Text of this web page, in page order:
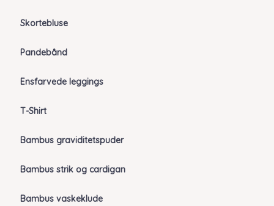
Skortebluse
Pandebånd
Ensfarvede leggings
T-Shirt
Bambus graviditetspuder
Bambus strik og cardigan
Bambus vaskeklude